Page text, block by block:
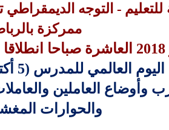
- التوجه
ممركزة
وأوضاع العاملين
والحوارات